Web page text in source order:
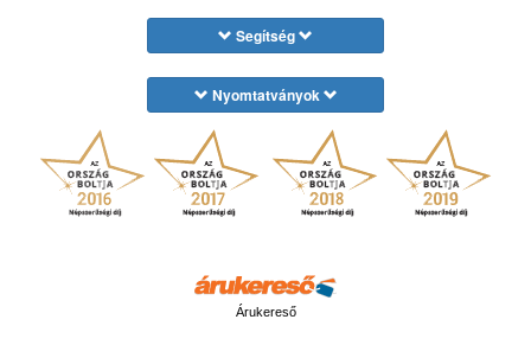
Segítség
Nyomtatványok
Árukereső